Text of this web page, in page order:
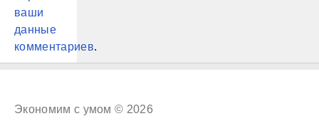
ваши
данные
комментариев.
Экономим с умом © 2026